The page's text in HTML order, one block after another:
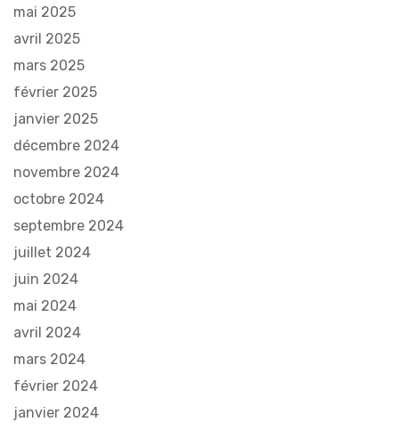
mai 2025
avril 2025
mars 2025
février 2025
janvier 2025
décembre 2024
novembre 2024
octobre 2024
septembre 2024
juillet 2024
juin 2024
mai 2024
avril 2024
mars 2024
février 2024
janvier 2024